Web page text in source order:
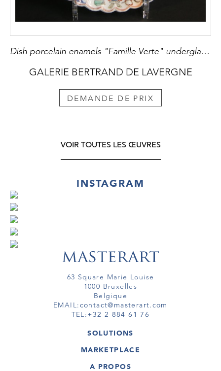
Dish porcelain enamels "Famille Verte" underglaze blue blue on cover and powder blue with lady cour in the center and mobilars decor
GALERIE BERTRAND DE LAVERGNE
DEMANDE DE PRIX
VOIR TOUTES LES ŒUVRES
INSTAGRAM
63 Square Marie Louise
1000 Bruxelles
Belgique
EMAIL:contact@masterart.com
TEL:+32 2 884 61 76
SOLUTIONS
GALERIE
ARTISTE
MARKETPLACE
OEUVRES D'ART
A PROPOS